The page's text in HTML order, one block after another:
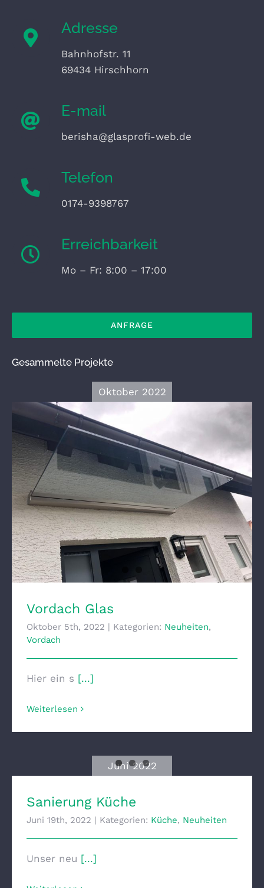
Adresse
Bahnhofstr. 11
69434 Hirschhorn
E-mail
berisha@glasprofi-web.de
Telefon
0174-9398767
Erreichbarkeit
Mo – Fr: 8:00 – 17:00
ANFRAGE
Gesammelte Projekte
Oktober 2022
Vordach Glas
Vordach Glas
Oktober 5th, 2022 | Kategorien: Neuheiten,
Vordach
Hier ein s [...]
Weiterlesen
Juni 2022
Sanierung Küche
Juni 19th, 2022 | Kategorien: Küche, Neuheiten
Unser neu [...]